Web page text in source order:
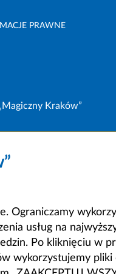
PRAWNE
Kraków”
Ograniczamy
usług na
Po kliknięciu w
wykorzystujemy pliki